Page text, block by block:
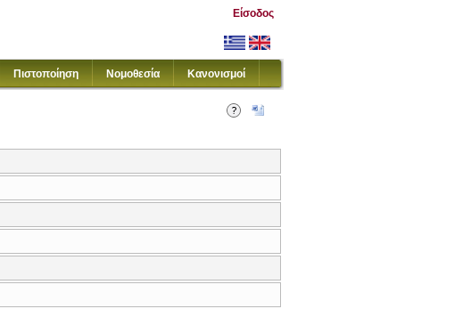
Είσοδος
Πιστοποίηση Νομοθεσία Κανονισμοί